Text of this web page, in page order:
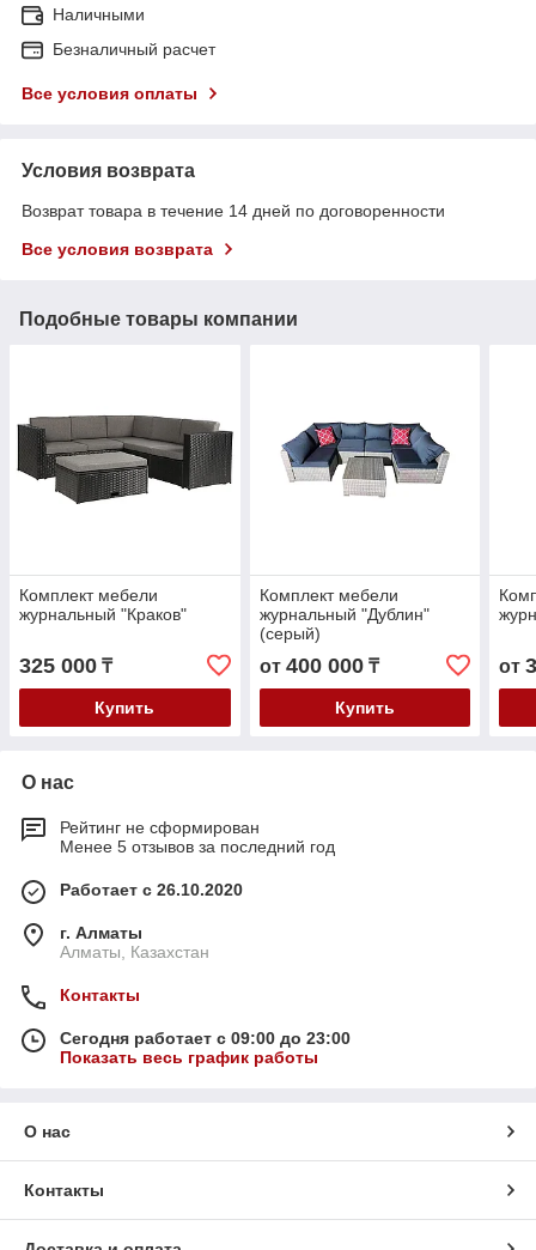
Наличными
Безналичный расчет
Все условия оплаты
Условия возврата
Возврат товара в течение 14 дней по договоренности
Все условия возврата
Подобные товары компании
Комплект мебели
журнальный "Краков"
325 000 ₸
Купить
Комплект мебели
журнальный "Дублин"
(серый)
от 400 000₸
Купить
от
О нас
Рейтинг не сформирован
Менее 5 отзывов за последний год
Работает с 26.10.2020
г. Алматы
Алматы, Казахстан
Контакты
Сегодня работает с 09:00 до 23:00
Показать весь график работы
О нас
Контакты